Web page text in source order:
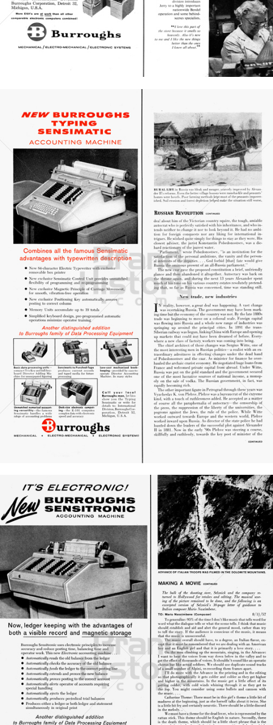
Bild-ID: 20909
Burroughs Unisys Deutschland GmbH 1958
Burroughs Unisys Deutschland GmbH 1958